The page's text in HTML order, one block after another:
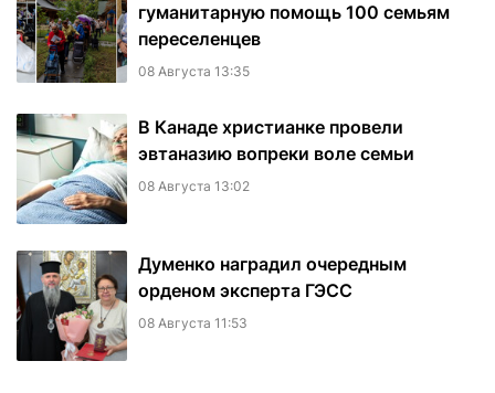
гуманитарную помощь 100 семьям
переселенцев
08 Августа 13:35
В Канаде христианке провели
эвтаназию вопреки воле семьи
08 Августа 13:02
Думенко наградил очередным
орденом эксперта ГЭСС
08 Августа 11:53